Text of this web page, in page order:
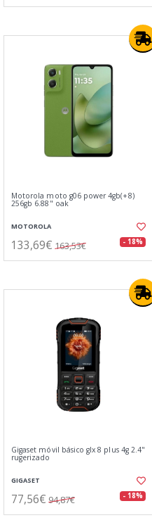
Motorola moto g06 power 4gb(+8)
256gb 6.88" oak
MOTOROLA
133,69€ 163,53€ - 18%
Gigaset móvil básico glx 8 plus 4g 2.4"
rugerizado
GIGASET
77,56€ 94,87€ - 18%